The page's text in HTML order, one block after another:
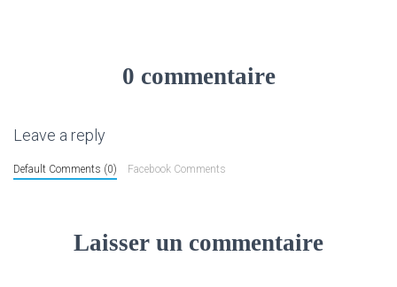
0 commentaire
Leave a reply
Default Comments (0) Facebook Comments
Laisser un commentaire